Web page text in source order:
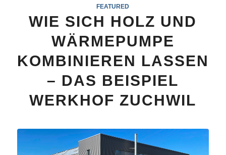
FEATURED
WIE SICH HOLZ UND
WÄRMEPUMPE
KOMBINIEREN LASSEN
– DAS BEISPIEL
WERKHOF ZUCHWIL